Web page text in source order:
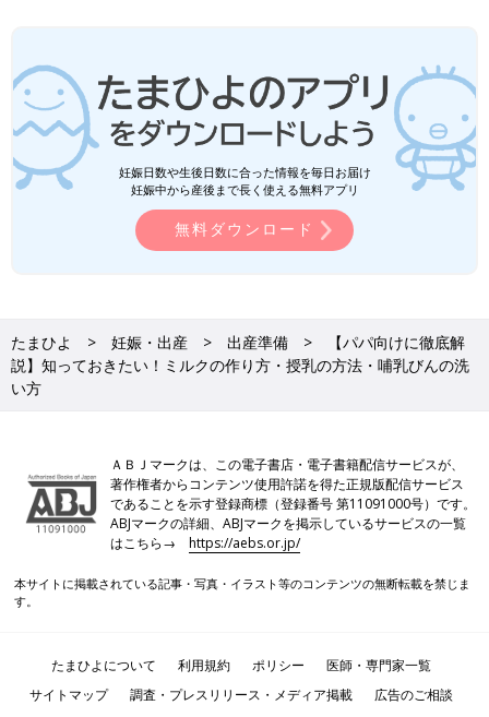
妊娠日数や生後日数に合った情報を毎日お届け
妊娠中から産後まで長く使える無料アプリ
無料ダウンロード
たまひよ 妊娠・出産 出産準備
【パパ向けに徹底解
説】知っておきたい！ミルクの作り方・授乳の方法・哺乳びんの洗
い方
ＡＢＪマークは、この電子書店・電子書籍配信サービスが、
著作権者からコンテンツ使用許諾を得た正規版配信サービス
であることを示す登録商標（登録番号 第11091000号）です。
ABJマークの詳細、ABJマークを掲示しているサービスの一覧
はこちら→https://aebs.or.jp/
本サイトに掲載されている記事・写真・イラスト等のコンテンツの無断転載を禁じま
す。
たまひよについて 利用規約 ポリシー
医師・専門家一覧
サイトマップ
調査・プレスリリース・メディア掲載
広告のご相談